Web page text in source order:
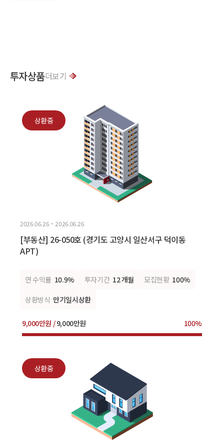
투자상품더보기
상환중
2026.06.26 ~ 2026.06.26
[부동산] 26-050호 (경기도 고양시 일산서구 덕이동
APT)
연 수익률 10.9% 투자기간 12 개월 모집현황 100%
상환방식 만기일시상환
9,000만원 /9,000만원 100%
상환중